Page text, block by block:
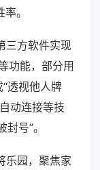
。
三方软件实现
功能，部分用
透视他人牌
动连接等技
号”。
乐园，聚焦家